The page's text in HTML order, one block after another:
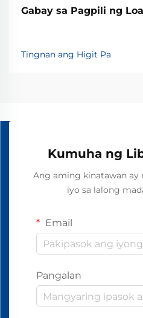
Gabay sa Pagpili ng
Tingnan ang Higit Pa
Kumuha ng
Ang aming kinatawan ay
iyo sa lalong
Email
Pangalan